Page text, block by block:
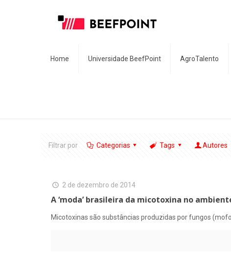
Home Universidade BeefPoint AgroTalento
Filtrar por Categorias Tags Autores
2 de dezembro de 2014
A ‘moda’ brasileira da micotoxina no
Micotoxinas são substâncias produzidas por fungos